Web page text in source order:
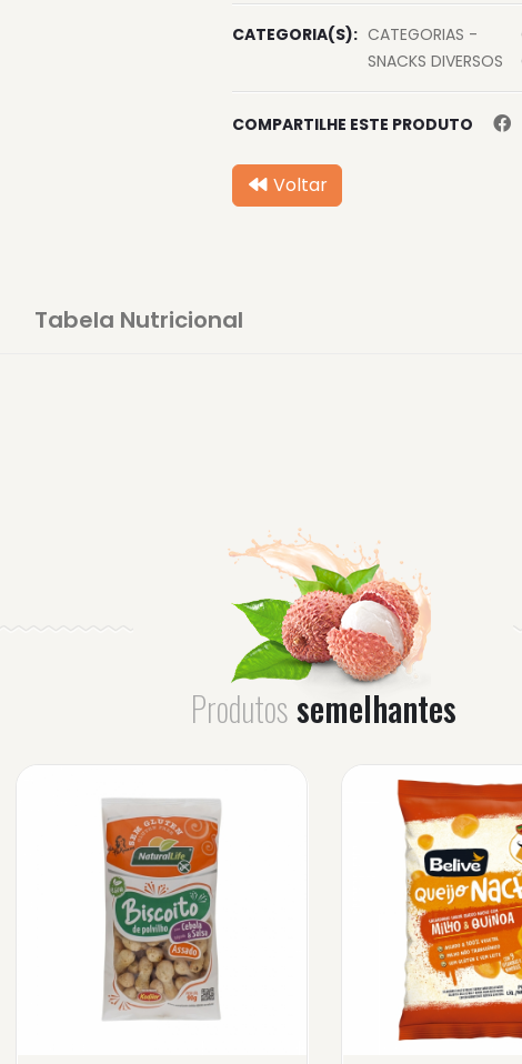
CATEGORIA(S): CATEGORIAS -
SNACKS DIVERSOS
COMPARTILHE ESTE PRODUTO
Voltar
Tabela Nutricional
Produtossemelhantes